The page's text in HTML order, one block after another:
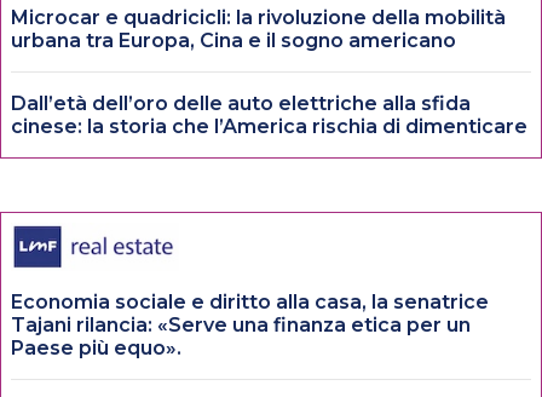
Microcar e quadricicli: la rivoluzione della mobilità
urbana tra Europa, Cina e il sogno americano
Dall’età dell’oro delle auto elettriche alla sfida
cinese: la storia che l’America rischia di dimenticare
Economia sociale e diritto alla casa, la senatrice
Tajani rilancia: «Serve una finanza etica per un
Paese più equo».